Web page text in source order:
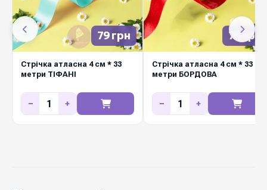
79 грн
Стрічка атласна 4 см * 33
метри ТІФАНІ
− +
79 грн
Стрічка атласна 4 см * 33
метри БОРДОВА
− +